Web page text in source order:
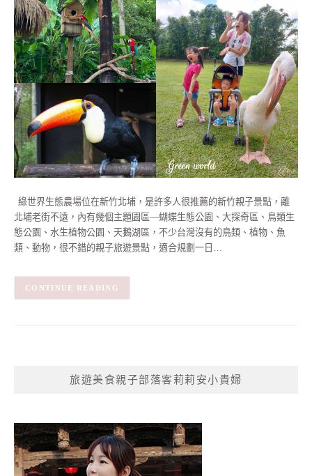
綠世界生態農場位在新竹北埔，是許多人很推薦的新竹親子景點，離
北埔老街不遠，內有幾個主題園區—蝴蝶生態公園、大探奇區、鳥類生
態公園、水生植物公園、天鵝湖區，不少台灣沒有的鳥類、植物、魚
類、動物，很不錯的親子旅遊景點，適合規劃一日…
CONTINUE READING
旅遊美食親子部落客莉莉安小貴婦